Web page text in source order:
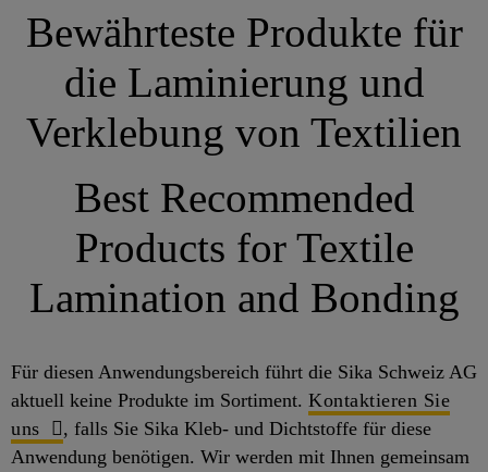
Bewährteste Produkte für
die Laminierung und
Verklebung von Textilien
Best Recommended
Products for Textile
Lamination and Bonding
Für diesen Anwendungsbereich führt die Sika Schweiz AG
aktuell keine Produkte im Sortiment. Kontaktieren Sie
uns
, falls Sie Sika Kleb- und Dichtstoffe für diese
Anwendung benötigen. Wir werden mit Ihnen gemeinsam